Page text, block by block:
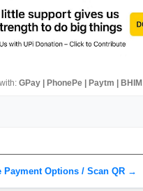
GPay | PhonePe | Paytm | BHIM
Payment Options / Scan QR →